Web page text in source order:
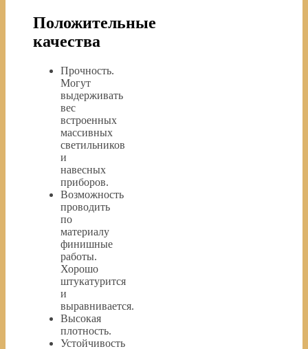
Положительные
качества
Прочность.
Могут
выдерживать
вес
встроенных
массивных
светильников
и
навесных
приборов.
Возможность
проводить
по
материалу
финишные
работы.
Хорошо
штукатурится
и
выравнивается.
Высокая
плотность.
Устойчивость